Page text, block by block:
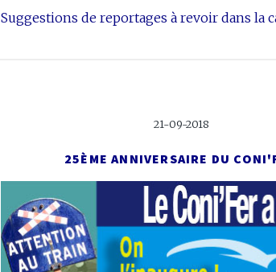
Suggestions de reportages à revoir dans la
21-09-2018
25ÈME ANNIVERSAIRE DU